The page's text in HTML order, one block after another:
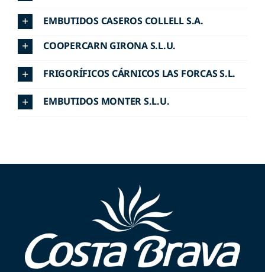
EMBUTIDOS CASEROS COLLELL S.A.
COOPERCARN GIRONA S.L.U.
FRIGORÍFICOS CÁRNICOS LAS FORCAS S.L.
EMBUTIDOS MONTER S.L.U.